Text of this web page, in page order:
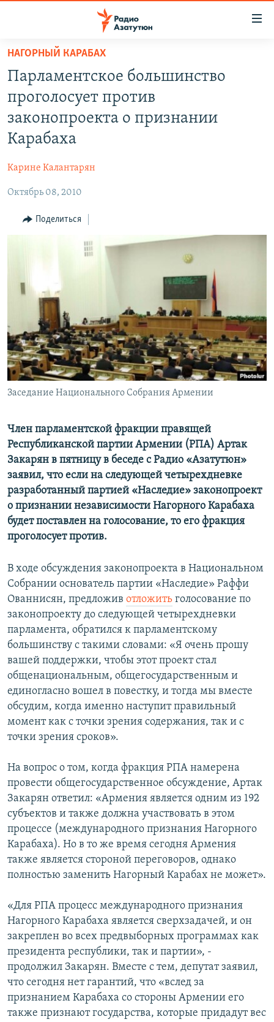
Перейти
основному
содержанию
Перейти
основной
Перейти
НОВОСТИ
ПОЛИТИКА
ОБЩЕСТВО
РЕГИОН
НАГОРНЫЙ КАРАБАХ
КУЛЬТУРА
Հայերեն
English
Русский
Все сайты Радио Азатутюн
НАГОРНЫЙ КАРАБАХ
Парламентское большинство
проголосует против
законопроекта о признании
Карабаха
Карине Калантарян
Октябрь 08, 2010
Поделиться
Заседание Национального Собрания Армении
Член парламентской фракции правящей
Республиканской партии Армении (РПА) Артак
Закарян в пятницу в беседе с Радио «Азатутюн»
заявил, что если на следующей четырехдневке
разработанный партией «Наследие» законопроект
о признании независимости Нагорного Карабаха
будет поставлен на голосование, то его фракция
проголосует против.
В ходе обсуждения законопроекта в Национальном
Собрании основатель партии «Наследие» Раффи
Ованнисян, предложив отложить голосование по
законопроекту до следующей четырехдневки
парламента, обратился к парламентскому
большинству с такими словами: «Я очень прошу
вашей поддержки, чтобы этот проект стал
общенациональным, общегосударственным и
единогласно вошел в повестку, и тогда мы вместе
обсудим, когда именно наступит правильный
момент как с точки зрения содержания, так и с
точки зрения сроков».
На вопрос о том, когда фракция РПА намерена
провести общегосударственное обсуждение, Артак
Закарян ответил: «Армения является одним из 192
субъектов и также должна участвовать в этом
процессе (международного признания Нагорного
Карабаха). Но в то же время сегодня Армения
также является стороной переговоров, однако
полностью заменить Нагорный Карабах не может».
«Для РПА процесс международного признания
Нагорного Карабаха является сверхзадачей, и он
закреплен во всех предвыборных программах как
президента республики, так и партии», -
продолжил Закарян. Вместе с тем, депутат заявил,
что сегодня нет гарантий, что «вслед за
признанием Карабаха со стороны Армении его
также признают государства, которые придадут вес